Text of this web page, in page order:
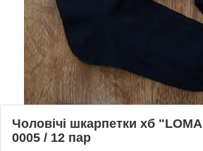
Чоловічі шкарпетки хб
0005 / 12 пар